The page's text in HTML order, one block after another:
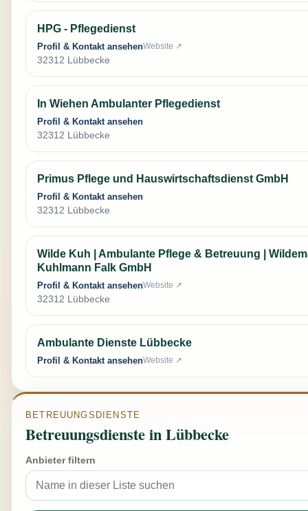
HPG - Pflegedienst
Profil & Kontakt ansehenWebsite ↗
32312 Lübbecke
In Wiehen Ambulanter Pflegedienst
Profil & Kontakt ansehen
32312 Lübbecke
Primus Pflege und Hauswirtschaftsdienst GmbH
Profil & Kontakt ansehen
32312 Lübbecke
Wilde Kuh | Ambulante Pflege & Betreuung |
Kuhlmann Falk GmbH
Profil & Kontakt ansehenWebsite ↗
32312 Lübbecke
Ambulante Dienste Lübbecke
Profil & Kontakt ansehenWebsite ↗
BETREUUNGSDIENSTE
Betreuungsdienste in Lübbecke
Anbieter filtern